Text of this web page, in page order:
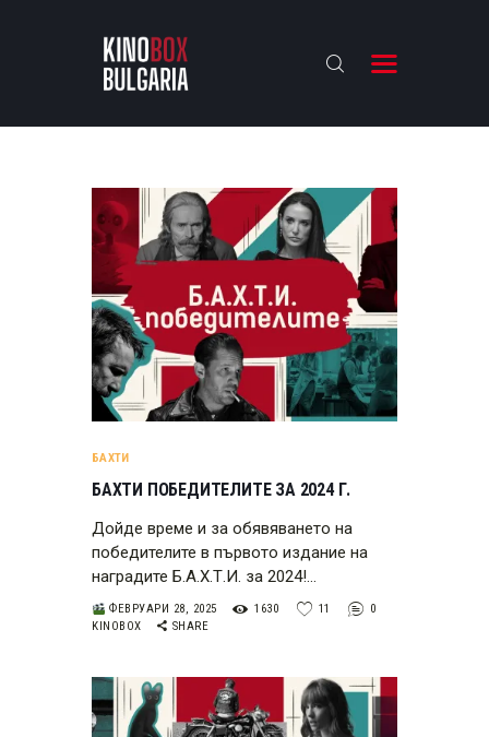
KINOBOX BULGARIA
АНАЛИЗИ
БАХТИ НАГРАДИТЕ
ИНТЕРВЮТА
ЗА НАС
БАХТИ
БАХТИ ПОБЕДИТЕЛИТЕ ЗА 2024 Г.
Дойде време и за обявяването на
победителите в първото издание на
наградите Б.А.Х.Т.И. за 2024!…
ФЕВРУАРИ 28, 2025 1630 11
0
KINOBOX
SHARE